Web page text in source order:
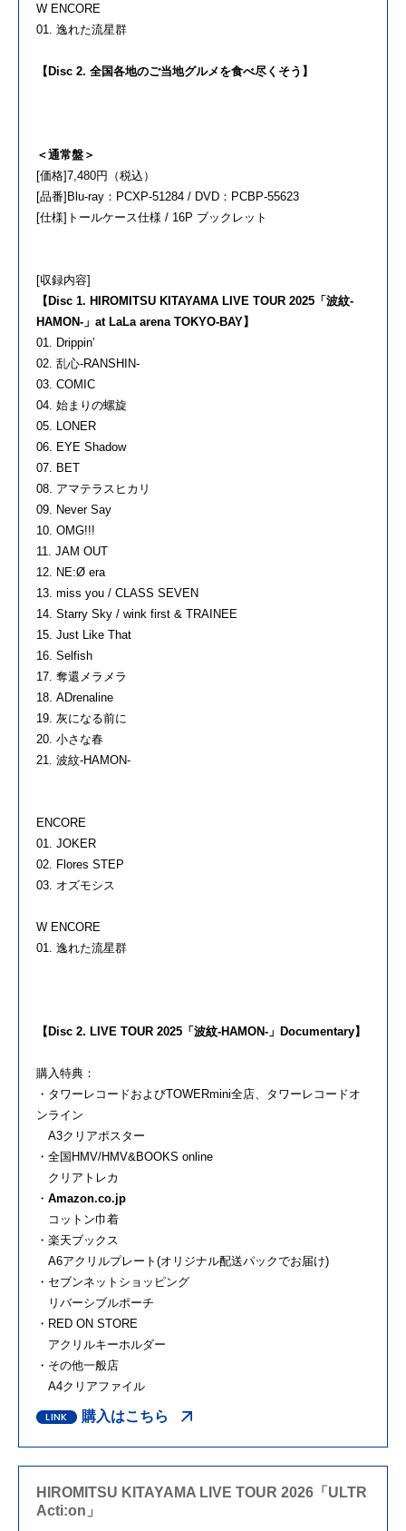
W ENCORE
01. 逸れた流星群
【Disc 2. 全国各地のご当地グルメを食べ尽くそう】
＜通常盤＞
[価格]7,480円（税込）
[品番]Blu-ray：PCXP-51284 / DVD：PCBP-55623
[仕様]トールケース仕様 / 16P ブックレット
[収録内容]
【Disc 1. HIROMITSU KITAYAMA LIVE TOUR 2025「波紋-
HAMON-」at LaLa arena TOKYO-BAY】
01. Drippin’
02. 乱心-RANSHIN-
03. COMIC
04. 始まりの螺旋
05. LONER
06. EYE Shadow
07. BET
08. アマテラスヒカリ
09. Never Say
10. OMG!!!
11. JAM OUT
12. NE:Ø era
13. miss you / CLASS SEVEN
14. Starry Sky / wink first & TRAINEE
15. Just Like That
16. Selfish
17. 奪還メラメラ
18. ADrenaline
19. 灰になる前に
20. 小さな春
21. 波紋-HAMON-
ENCORE
01. JOKER
02. Flores STEP
03. オズモシス
W ENCORE
01. 逸れた流星群
【Disc 2. LIVE TOUR 2025「波紋-HAMON-」Documentary】
購入特典：
・タワーレコードおよびTOWERmini全店、 タワーレコードオ
ンライン
A3クリアポスター
・全国HMV/HMV&BOOKS online
クリアトレカ
・ Amazon.co.jp
コットン巾着
・楽天ブックス
A6アクリルプレート(オリジナル配送パックでお届け)
・セブンネットショッピング
リバーシブルポーチ
・RED ON STORE
アクリルキーホルダー
・その他一般店
A4クリアファイル
購入はこちら
HIROMITSU KITAYAMA LIVE TOUR 2026「ULTR
Acti:on」